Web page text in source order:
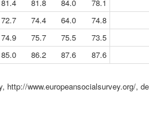
81.4 81.8 84.0 78.1
72.7 74.4 64.0 74.8
74.9 75.7 75.5 73.5
85.0 86.2 87.6 87.6
www.europeansocialsurvey.org/,